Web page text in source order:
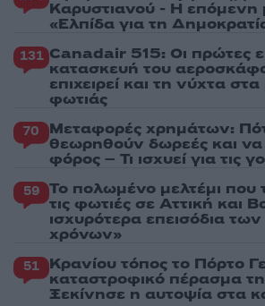
Καρυστιανού - Η επόμενη
«Ελπίδα για τη
131 Canadair 515: Οι πρώτες
κατασκευή του
επιχειρεί και τη νύχτα
φωτιάς
70 Μεταφορές χρημάτων:
θεωρηθούν δωρεές και να
φόρος – Τι ισχυεί για τις
59 Το πολωμένο μελτέμι που
τις φωτιές σε Αττική και
ισχυρότερα επεισόδια
χρόνων»
51 Κρανίου τόπος το Πόρτο
καταστροφικό πέρασμα
Ξεκίνησε η αυτοψία στα